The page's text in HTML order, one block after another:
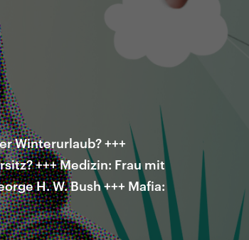
Winterurlaub? +++
+++ Medizin: Frau mit
H. W. Bush +++ Mafia: